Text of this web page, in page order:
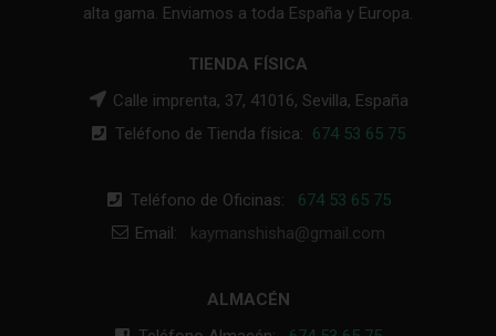
alta gama. Enviamos a toda España y Europa.
TIENDA FÍSICA
Calle imprenta, 37, 41016, Sevilla, España
Teléfono de Tienda física: 674 53 65 75
Teléfono de Oficinas: 674 53 65 75
Email: kaymanshisha@gmail.com
ALMACÉN